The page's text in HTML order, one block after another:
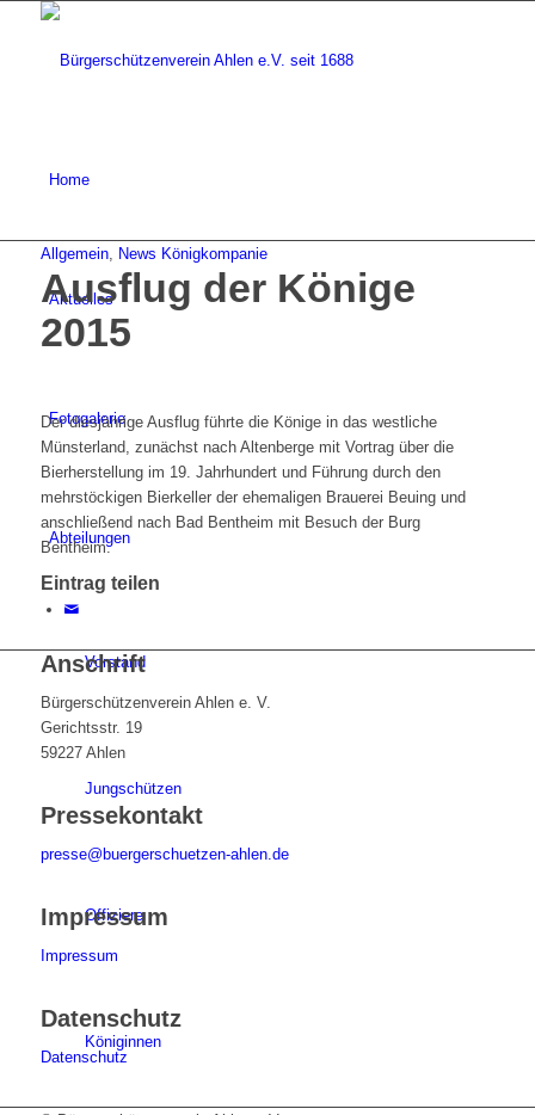
Home
Aktuelles
Fotogalerie
Abteilungen
Vorstand
Jungschützen
Offiziere
Königinnen
Allgemein, News Königkompanie
Ausflug der Könige
2015
Der diesjährige Ausflug führte die Könige in das westliche
Münsterland, zunächst nach Altenberge mit Vortrag über die
Bierherstellung im 19. Jahrhundert und Führung durch den
mehrstöckigen Bierkeller der ehemaligen Brauerei Beuing und
anschließend nach Bad Bentheim mit Besuch der Burg
Bentheim.
Eintrag teilen
Anschrift
Bürgerschützenverein Ahlen e. V.
Gerichtsstr. 19
59227 Ahlen
Pressekontakt
presse@buergerschuetzen-ahlen.de
Impressum
Impressum
Datenschutz
Datenschutz